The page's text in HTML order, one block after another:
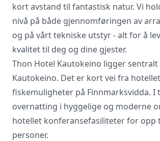
kort avstand til fantastisk natur. Vi
nivå på både gjennomføringen av
og på vårt tekniske utstyr - alt for å
kvalitet til deg og dine gjester.
Thon Hotel Kautokeino ligger sentralt
Kautokeino. Det er kort vei fra
fiskemuligheter på Finnmarksvidda. I
overnatting i hyggelige og moderne
hotellet konferansefasiliteter for opp
personer.
Vi innhenter uforpliktende
råd og forhandler priser
betingelser, bestiller på ønsket
gjennomgår kontrakt og følger
viktige frister. Tjenesten er
for deg som kunde, og det er
påslag i prisene.
LUKK VINDU SEND